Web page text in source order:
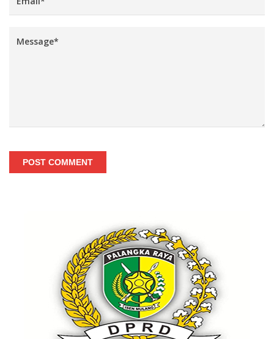
POST COMMENT